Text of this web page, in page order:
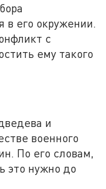
его окружении.
с
ему такого
и
военного
По его словам,
это нужно до